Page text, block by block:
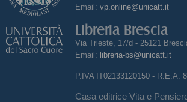
Email: vp.online@unicatt.it
Libreria Brescia
Via Trieste, 17/d - 25121
Email: libreria-bs@unicatt.it
P.IVA IT02133120150 - R.E.A.
Casa editrice Vita e